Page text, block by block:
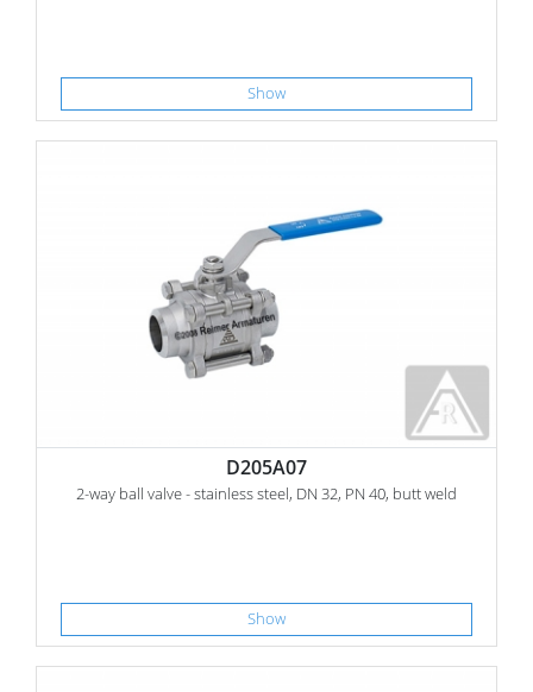
Show
D205A07
2-way ball valve - stainless steel, DN 32, PN 40, butt weld
Show